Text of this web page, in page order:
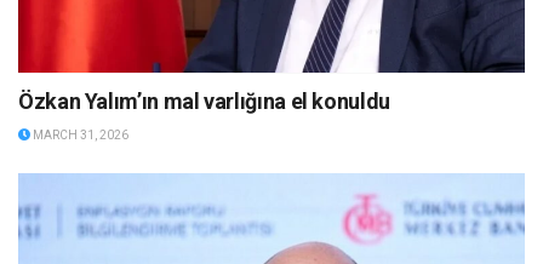
Özkan Yalım’ın mal varlığına el konuldu
MARCH 31, 2026